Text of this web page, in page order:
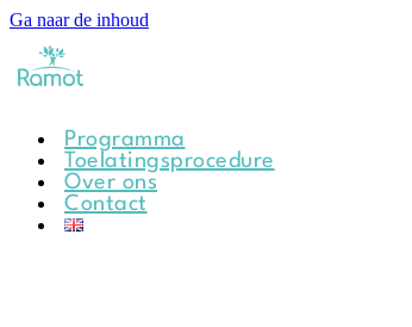
Ga naar de inhoud
Programma
Toelatingsprocedure
Over ons
Contact